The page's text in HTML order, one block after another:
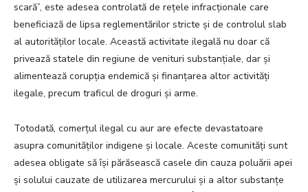
scară”, este adesea controlată de rețele infracționale care
beneficiază de lipsa reglementărilor stricte și de controlul slab
al autorităților locale. Această activitate ilegală nu doar că
privează statele din regiune de venituri substanțiale, dar și
alimentează corupția endemică și finanțarea altor activități
ilegale, precum traficul de droguri și arme.
Totodată, comerțul ilegal cu aur are efecte devastatoare
asupra comunităților indigene și locale. Aceste comunități sunt
adesea obligate să își părăsească casele din cauza poluării apei
și solului cauzate de utilizarea mercurului și a altor substanțe